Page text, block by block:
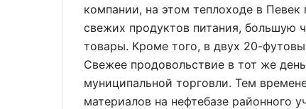
компании, на этом теплоходе в
свежих продуктов питания, большую
товары. Кроме того, в двух 20-
Свежее продовольствие в тот же
муниципальной торговли. Тем
материалов на нефтебазе районного